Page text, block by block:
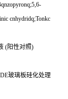
cnhydridq;Tonkc
(阳性对照)
玻璃板硅化处理